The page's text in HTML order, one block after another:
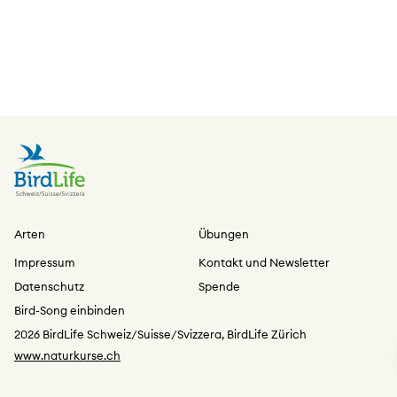
Arten
Übungen
Impressum
Kontakt und Newsletter
Datenschutz
Spende
Bird-Song einbinden
2026 BirdLife Schweiz/Suisse/Svizzera, BirdLife Zürich
www.naturkurse.ch